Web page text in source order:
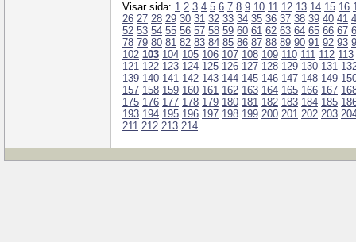
Visar sida: 1 2 3 4 5 6 7 8 9 10 11 12 13 14 15 16
26 27 28 29 30 31 32 33 34 35 36 37 38 39 40 41
52 53 54 55 56 57 58 59 60 61 62 63 64 65 66 67
78 79 80 81 82 83 84 85 86 87 88 89 90 91 92 93
102 103 104 105 106 107 108 109 110 111 112 113
121 122 123 124 125 126 127 128 129 130 131
139 140 141 142 143 144 145 146 147 148 149
157 158 159 160 161 162 163 164 165 166 167
175 176 177 178 179 180 181 182 183 184 185
193 194 195 196 197 198 199 200 201 202 203
211 212 213 214